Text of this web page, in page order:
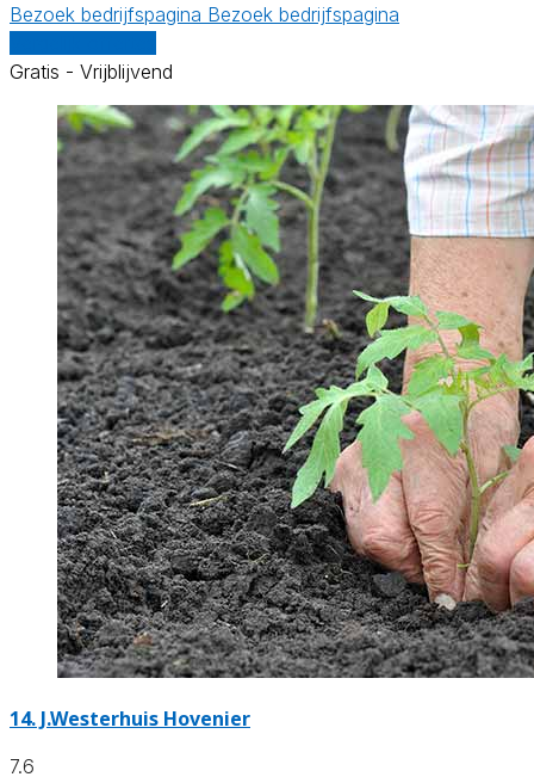
Bezoek bedrijfspagina Bezoek bedrijfspagina
Gratis - Vrijblijvend
14. J.Westerhuis Hovenier
7.6